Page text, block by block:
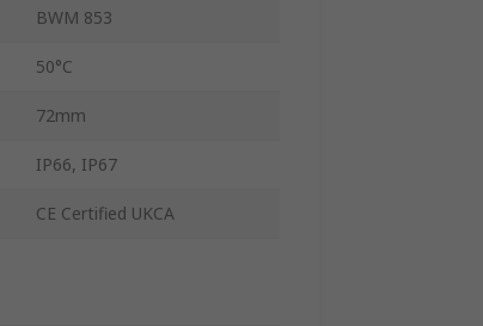
BWM 853
50°C
72mm
IP66, IP67
CE Certified UKCA